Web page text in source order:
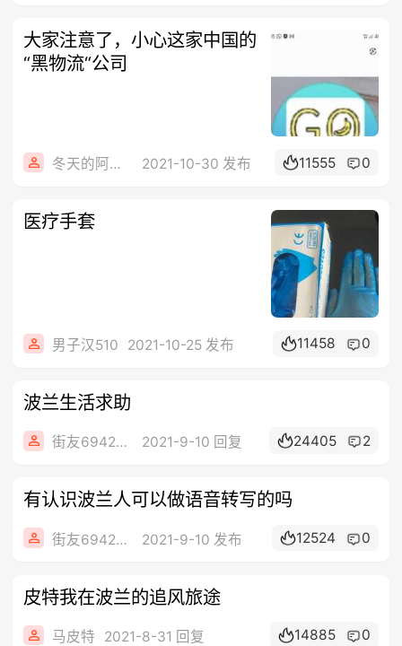
大家注意了，小心这家中国的
“黑物流“公司
冬天的阿凡达 2021-10-30 发布 11555 0
医疗手套
男子汉510 2021-10-25 发布 11458 0
波兰生活求助
街友69428701 2021-9-10 回复 24405 2
有认识波兰人可以做语音转写的吗
街友69428701 2021-9-10 发布 12524 0
皮特我在波兰的追风旅途
马皮特 2021-8-31 回复 14885 0